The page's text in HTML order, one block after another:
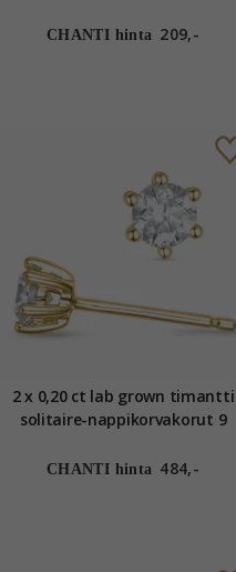
CHANTI hinta 209,-
2 x 0,20 ct lab grown timantti
solitaire-nappikorvakorut 9
grown timantti
CHANTI hinta 484,-